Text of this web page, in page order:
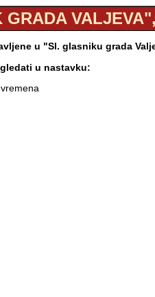
u "Sl. glasniku grada
u nastavku: